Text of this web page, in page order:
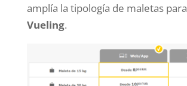
amplía la tipología de maletas para
Vueling.